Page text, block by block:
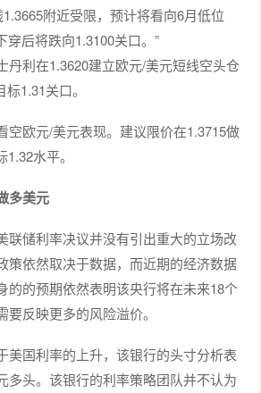
附近受限，预计将看向6月低位
穿后将跌向1.3100关口。”
丹利在1.3620建立欧元/美元短线空头仓
1.31关口。
空欧元/美元表现。建议限价在1.3715做
水平。
多美元
联储利率决议并没有引出重大的立场改
策依然取决于数据，而近期的经济数据
的的预期依然表明该央行将在未来18个
反映更多的风险溢价。
美国利率的上升，该银行的头寸分析表
多头。该银行的利率策略团队并不认为